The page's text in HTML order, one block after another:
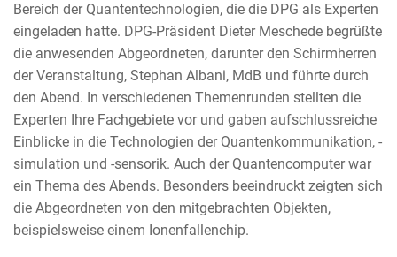
Bereich der Quantentechnologien, die die DPG als Experten
eingeladen hatte. DPG-Präsident Dieter Meschede begrüßte
die anwesenden Abgeordneten, darunter den Schirmherren
der Veranstaltung, Stephan Albani, MdB und führte durch
den Abend. In verschiedenen Themenrunden stellten die
Experten Ihre Fachgebiete vor und gaben aufschlussreiche
Einblicke in die Technologien der Quantenkommunikation, -
simulation und -sensorik. Auch der Quantencomputer war
ein Thema des Abends. Besonders beeindruckt zeigten sich
die Abgeordneten von den mitgebrachten Objekten,
beispielsweise einem Ionenfallenchip.